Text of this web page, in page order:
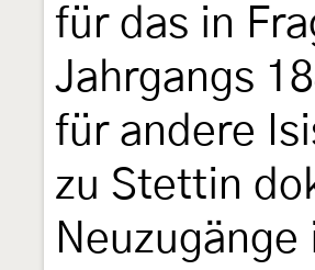
für das in
Jahrgangs
für andere
zu Stettin